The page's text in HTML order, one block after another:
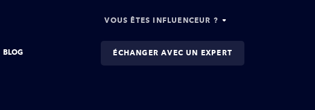
VOUS ÊTES INFLUENCEUR ?
BLOG ÉCHANGER AVEC UN EXPERT